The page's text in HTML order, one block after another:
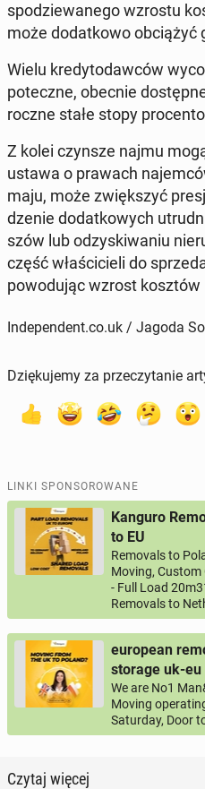
spo­dzie­wa­ne­go wzrostu
może do­dat­ko­wo ob­cią­żyć
Wielu kre­dy­to­daw­ców
po­tecz­ne, obecnie
rocz­ne stałe stopy
Z kolei czynsze najmu
ustawa o prawach
maju, może zwięk­szyć
dze­nie do­dat­ko­wych
szów lub od­zy­ski­wa­niu
część wła­ści­cie­li do
po­wo­du­jąc wzrost
Independent.co.uk / Jagoda
Dziękujemy za przeczytanie
LINKI SPONSOROWANE
Kanguro
to EU
Removals to
Moving,
- Full Load
Removals to
european
storage uk-eu
We are No1
Moving
Saturday, Door
Czytaj więcej